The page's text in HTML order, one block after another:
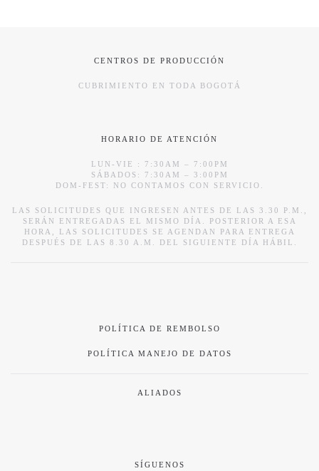
CENTROS DE PRODUCCIÓN
CUBRIMIENTO EN TODA BOGOTÁ
HORARIO DE ATENCIÓN
LUN-VIE : 7:30AM – 7:00PM
SÁBADOS: 7:30AM – 3:00PM
DOM-FEST: NO CONTAMOS CON SERVICIO.
LAS SOLICITUDES QUE INGRESEN ANTES DE LAS 3.30 P.M.,
SERÁN ENTREGADAS EL MISMO DÍA. POSTERIOR A ESA
HORA, LAS SOLICITUDES SE AGENDAN PARA ENTREGA
DESPUÉS DE LAS 8.30 A.M. DEL SIGUIENTE DÍA HÁBIL.
POLÍTICA DE REMBOLSO
POLÍTICA MANEJO DE DATOS
ALIADOS
SÍGUENOS